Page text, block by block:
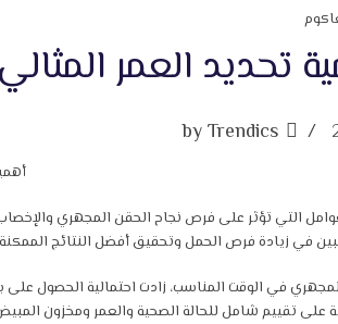
تحديد العمر
by Trendics
التي تؤثر على فرص نجاح الحقن المجهري
في زيادة فرص الحمل وتحقيق أفضل النتائج
في الوقت المناسب، زادت احتمالية الحصول
على تقييم شامل للحالة الصحية والعمر ومخزون